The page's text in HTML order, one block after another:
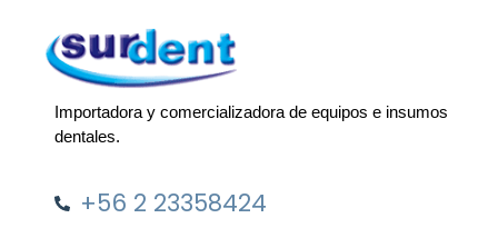
Importadora y comercializadora de equipos e insumos
dentales.
+56 2 23358424